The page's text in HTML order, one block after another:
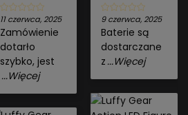
11 czerwca, 2025
Zamówienie
dotarło
szybko, jest
...Więcej
9 czerwca, 2025
Baterie są
dostarczane
z ...Więcej